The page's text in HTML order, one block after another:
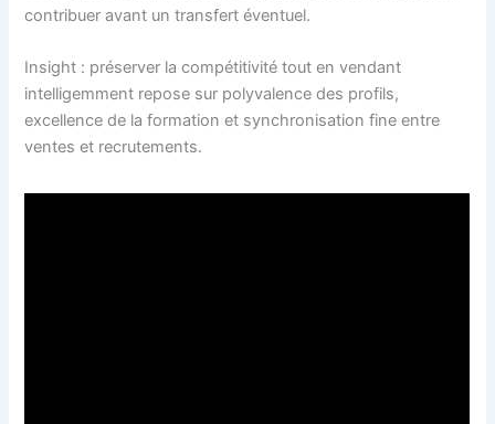
contribuer avant un transfert éventuel.
Insight : préserver la compétitivité tout en vendant
intelligemment repose sur polyvalence des profils,
excellence de la formation et synchronisation fine entre
ventes et recrutements.